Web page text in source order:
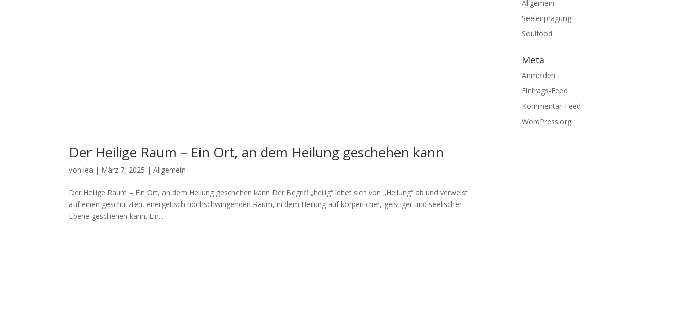
Der Heilige Raum – Ein Ort, an dem Heilung geschehen kann
vonlea | März 7, 2025 |Allgemein
Der Heilige Raum – Ein Ort, an dem Heilung geschehen kann Der Begriff „heilig“ leitet sich von „Heilung“ ab und verweist
auf einen geschützten, energetisch hochschwingenden Raum, in dem Heilung auf körperlicher, geistiger und seelischer
Ebene geschehen kann. Ein...
Allgemein
Seelenprägung
Soulfood
Meta
Anmelden
Eintrags-Feed
Kommentar-Feed
WordPress.org